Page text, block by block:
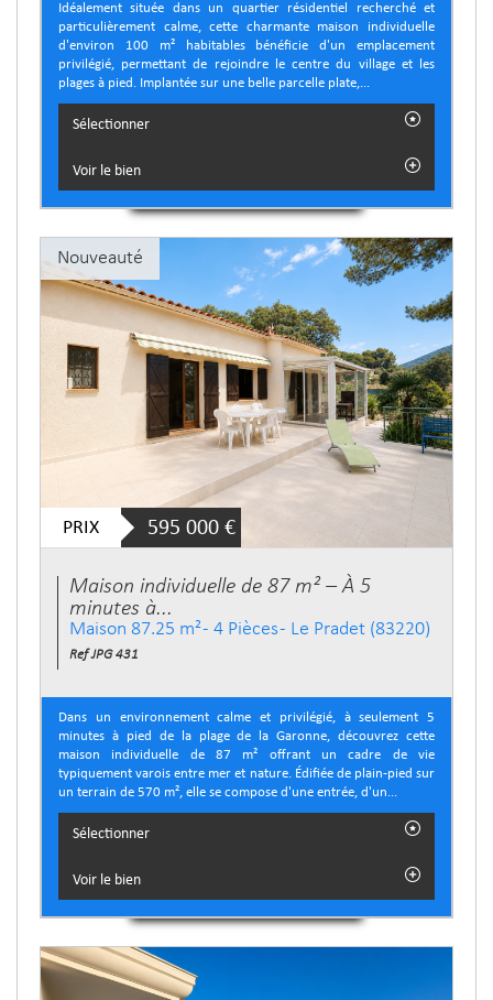
Idéalement située dans un quartier résidentiel recherché et
particulièrement calme, cette charmante maison individuelle
d'environ 100 m² habitables bénéficie d'un emplacement
privilégié, permettant de rejoindre le centre du village et les
plages à pied. Implantée sur une belle parcelle plate,...
Sélectionner
Voir le bien
Nouveauté
PRIX 595 000 €
Maison individuelle de 87 m² – À 5
minutes à...
Maison 87.25 m² - 4 Pièces - Le Pradet (83220)
Ref JPG 431
Dans un environnement calme et privilégié, à seulement 5
minutes à pied de la plage de la Garonne, découvrez cette
maison individuelle de 87 m² offrant un cadre de vie
typiquement varois entre mer et nature. Édifiée de plain-pied sur
un terrain de 570 m², elle se compose d'une entrée, d'un...
Sélectionner
Voir le bien